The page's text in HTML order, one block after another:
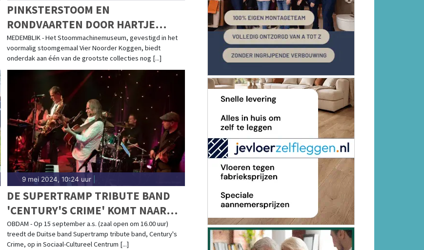
PINKSTERSTOOM EN
RONDVAARTEN DOOR HARTJE
MEDEMBLIK EN OMGEVING
MEDEMBLIK - Het Stoommachinemuseum, gevestigd in het
voormalig stoomgemaal Vier Noorder Koggen, biedt
onderdak aan één van de grootste collecties nog [...]
9 mei 2024, 10:24 uur|
DE SUPERTRAMP TRIBUTE BAND
'CENTURY'S CRIME' KOMT NAAR
OBDAM – KAARTVERKOOP VAN
START!
OBDAM - Op 15 september a.s. (zaal open om 16.00 uur)
treedt de Duitse band Supertramp tribute band, Century's
Crime, op in Sociaal-Cultureel Centrum [...]